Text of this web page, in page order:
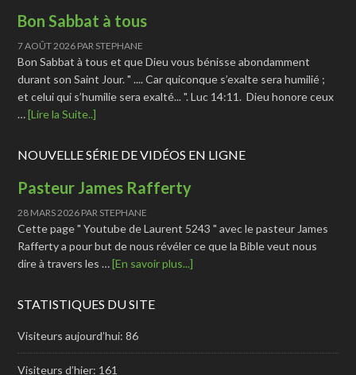
Bon Sabbat à tous
7 AOÛT 2026 PAR STEPHANE
Bon Sabbat à tous et que Dieu vous bénisse abondamment
durant son Saint Jour. " .... Car quiconque s’exalte sera humilié ;
et celui qui s’humilie sera exalté... ". Luc 14:11. Dieu honore ceux
…[Lire la Suite..]
NOUVELLE SÉRIE DE VIDÉOS EN LIGNE
Pasteur James Rafferty
28 MARS 2026 PAR STEPHANE
Cette page " Youtube de Laurent 5243 " avec le pasteur James
Rafferty a pour but de nous révéler ce que la Bible veut nous
dire à travers les …[En savoir plus...]
STATISTIQUES DU SITE
Visiteurs aujourd’hui:86
Visiteurs d’hier: 161